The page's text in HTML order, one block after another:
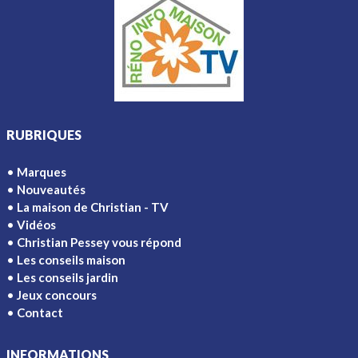
RUBRIQUES
Marques
Nouveautés
La maison de Christian - TV
Vidéos
Christian Pessey vous répond
Les conseils maison
Les conseils jardin
Jeux concours
Contact
INFORMATIONS